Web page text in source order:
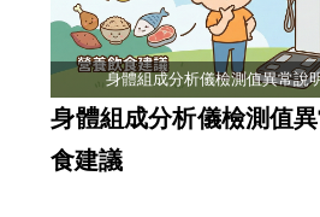
身體組成分析儀檢測值異常說
身體組成分析儀檢測值
食建議